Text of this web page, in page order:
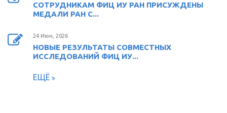
СОТРУДНИКАМ ФИЦ ИУ РАН ПРИСУЖДЕНЫ
МЕДАЛИ РАН С...
24 Июн, 2026
НОВЫЕ РЕЗУЛЬТАТЫ СОВМЕСТНЫХ
ИССЛЕДОВАНИЙ ФИЦ ИУ...
ЕЩЁ